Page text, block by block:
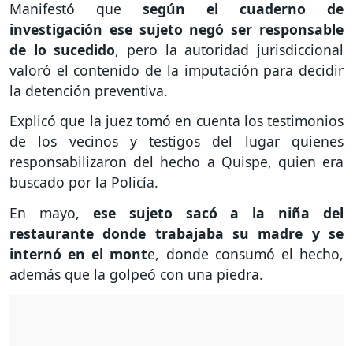
Manifestó que según el cuaderno de
investigación ese sujeto negó ser responsable
de lo sucedido, pero la autoridad jurisdiccional
valoró el contenido de la imputación para decidir
la detención preventiva.
Explicó que la juez tomó en cuenta los testimonios
de los vecinos y testigos del lugar quienes
responsabilizaron del hecho a Quispe, quien era
buscado por la Policía.
En mayo, ese sujeto sacó a la niña del
restaurante donde trabajaba su madre y se
internó en el monte, donde consumó el hecho,
además que la golpeó con una piedra.